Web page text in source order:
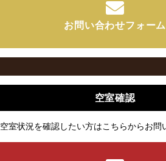
お問い合わせフォーム
空室確認
空室状況を確認したい方はこちらからお問